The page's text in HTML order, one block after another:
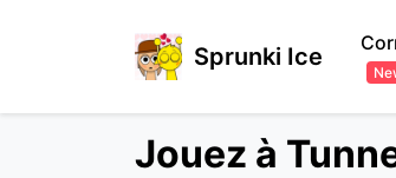
Sprunki Ice
Jouez à